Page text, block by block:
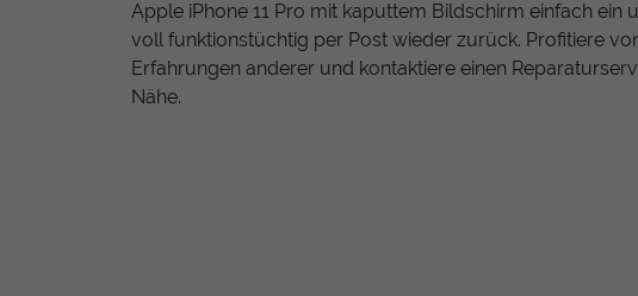
Apple iPhone 11 Pro mit kaputtem Bildschirm einfach ein
voll funktionstüchtig per Post wieder zurück. Profitiere
Erfahrungen anderer und kontaktiere einen
Nähe.